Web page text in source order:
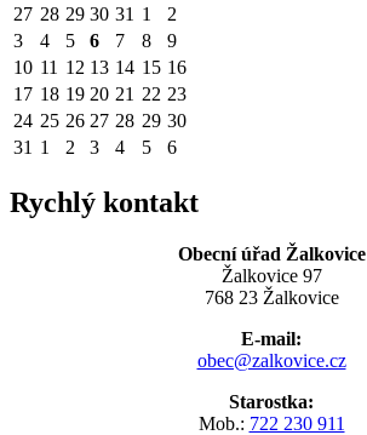
27 28 29 30 31 1
2
3
4 5 6 7 8
9
10 11 12 13 14 15 16
17 18 19 20 21 22 23
24 25 26 27 28 29 30
31 1 2 3 4 5 6
Rychlý kontakt
Obecní úřad Žalkovice
Žalkovice 97
768 23 Žalkovice
E-mail:
obec@zalkovice.cz
Starostka:
Mob.: 722 230 911